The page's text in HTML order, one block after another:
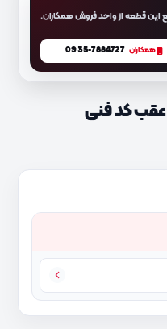
این قطعه از واحد فروش همکاران.
همکاران 0935-7884727
عقب کد فنی